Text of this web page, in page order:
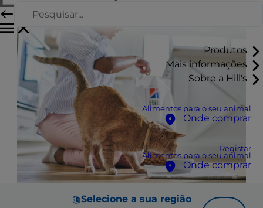
Produtos
Mais informações
Sobre a Hill's
Alimentos para o seu animal
Onde comprar
Registar
Alimentos para o seu animal
Onde comprar
Selecione a sua região